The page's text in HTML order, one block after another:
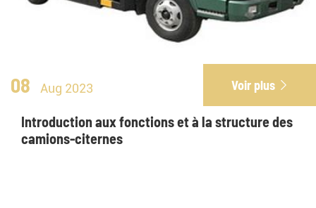
08 Aug 2023 Voir plus 
Introduction aux fonctions et à la structure des
camions-citernes